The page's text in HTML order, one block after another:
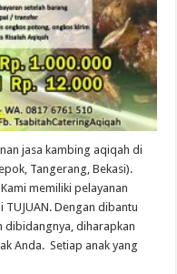
jasa kambing aqiqah di
Tangerang, Bekasi).
memiliki pelayanan
Dengan dibantu
dibidangnya, diharapkan
Anda. Setiap anak yang